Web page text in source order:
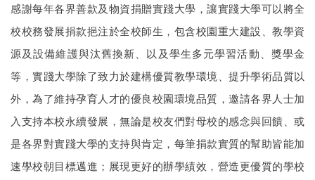
感謝每年各界善款及物資捐贈實踐大學，讓實踐大學可以將全
校校務發展捐款挹注於全校師生，包含校園重大建設、教學資
源及設備維護與汰舊換新、以及學生多元學習活動、獎學金
等，實踐大學除了致力於建構優質教學環境、提升學術品質以
外，為了維持孕育人才的優良校園環境品質，邀請各界人士加
入支持本校永續發展，無論是校友們對母校的感念與回饋、或
是各界對實踐大學的支持與肯定，每筆捐款實質的幫助皆能加
速學校朝目標邁進；展現更好的辦學績效，營造更優質的學校